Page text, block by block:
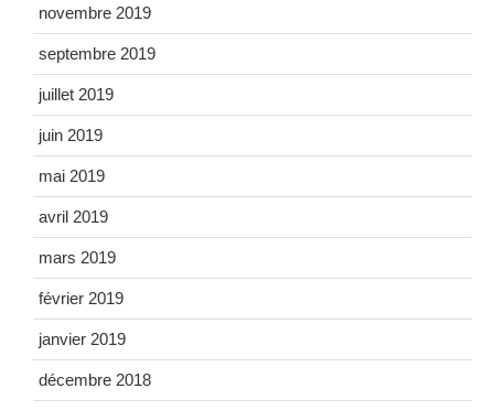
novembre 2019
septembre 2019
juillet 2019
juin 2019
mai 2019
avril 2019
mars 2019
février 2019
janvier 2019
décembre 2018